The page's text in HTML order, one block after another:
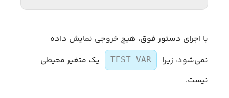
با اجرای دستور فوق، هیچ خروجی نمایش داده
نمی‌شود، زیرا
TEST_VAR
یک متغیر محیطی
نیست.